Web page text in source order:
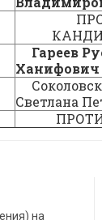
Гареев
Ханифович
Светлана
на